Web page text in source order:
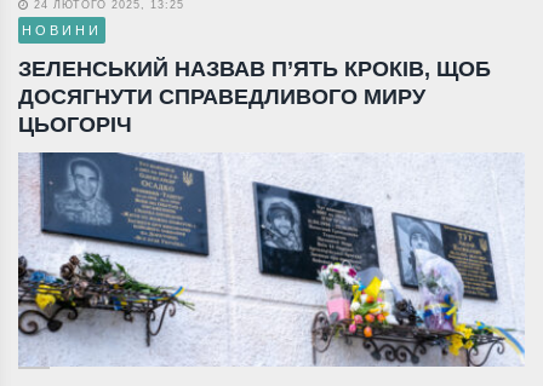
24 ЛЮТОГО 2025, 13:25
НОВИНИ
ЗЕЛЕНСЬКИЙ НАЗВАВ П’ЯТЬ КРОКІВ, ЩОБ
ДОСЯГНУТИ СПРАВЕДЛИВОГО МИРУ
ЦЬОГОРІЧ